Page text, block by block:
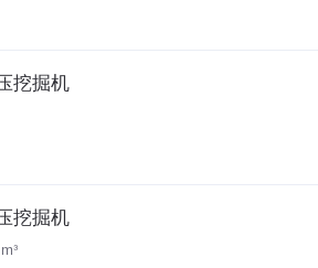
挖掘机
挖掘机